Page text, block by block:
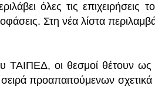
όλες τις
Στη νέα λίστα
ΤΑΙΠΕΔ, οι θεσμοί θέτουν
προαπαιτούμενων